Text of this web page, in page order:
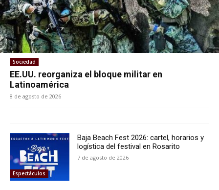
Sociedad
EE.UU. reorganiza el bloque militar en
Latinoamérica
8 de agosto de 2026
Espectáculos
Baja Beach Fest 2026: cartel, horarios y
logística del festival en Rosarito
7 de agosto de 2026